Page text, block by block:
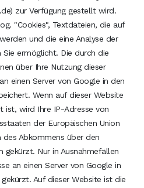
zur Verfügung gestellt wird.
"Cookies", Textdateien, die auf
und die eine Analyse der
ermöglicht. Die durch die
über Ihre Nutzung dieser
einen Server von Google in den
Wenn auf dieser Website
ist, wird Ihre IP-Adresse von
der Europäischen Union
Abkommens über den
gekürzt. Nur in Ausnahmefällen
an einen Server von Google in
Auf dieser Website ist die